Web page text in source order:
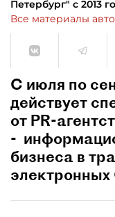
Петербург" с 2013
Все материалы
С июля по
действует
от PR-
-
бизнеса в